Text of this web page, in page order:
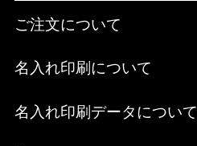
ご注文について
名入れ印刷について
名入れ印刷データについて